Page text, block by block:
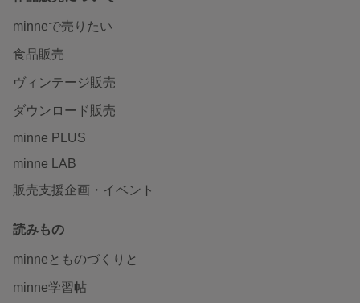
minneで売りたい
食品販売
ヴィンテージ販売
ダウンロード販売
minne PLUS
minne LAB
販売支援企画・イベント
読みもの
minneとものづくりと
minne学習帖